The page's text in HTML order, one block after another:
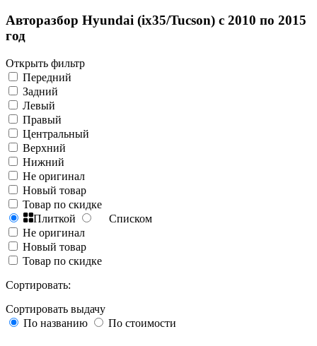
Авторазбор Hyundai (ix35/Tucson) с 2010 по 2015
год
Открыть фильтр
Передний
Задний
Левый
Правый
Центральный
Верхний
Нижний
Не оригинал
Новый товар
Товар по скидке
Плиткой
Списком
Не оригинал
Новый товар
Товар по скидке
Сортировать:
Сортировать выдачу
По названию
По стоимости